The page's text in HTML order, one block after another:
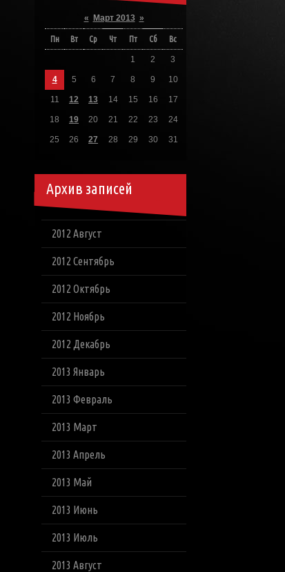
« Март 2013 »
Пн Вт Ср Чт Пт Сб Вс
1 2 3
4 5 6 7 8 9 10
11 12 13 14 15 16 17
18 19 20 21 22 23 24
25 26 27 28 29 30 31
Архив записей
2012 Август
2012 Сентябрь
2012 Октябрь
2012 Ноябрь
2012 Декабрь
2013 Январь
2013 Февраль
2013 Март
2013 Апрель
2013 Май
2013 Июнь
2013 Июль
2013 Август